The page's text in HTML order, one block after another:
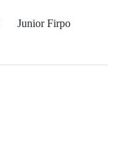
Junior Firpo